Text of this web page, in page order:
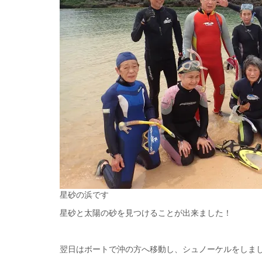
星砂の浜です
星砂と太陽の砂を見つけることが出来ました！
翌日はボートで沖の方へ移動し、シュノーケルをしま